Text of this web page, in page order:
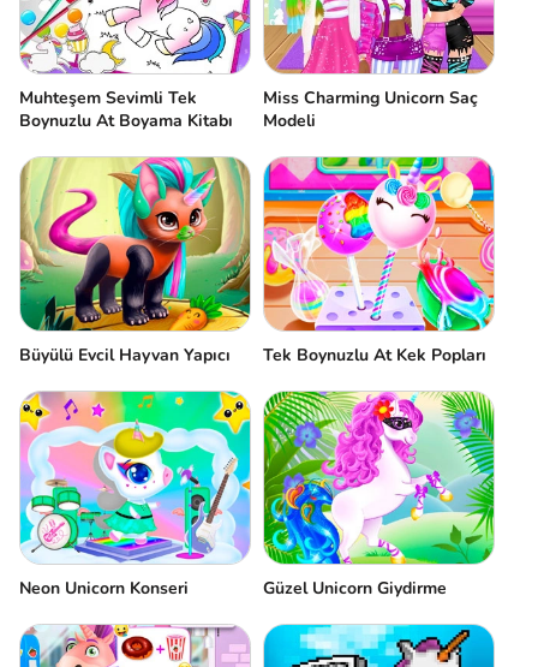
Muhteşem Sevimli Tek
Boynuzlu At Boyama Kitabı
Miss Charming Unicorn Saç
Modeli
Büyülü Evcil Hayvan Yapıcı Tek Boynuzlu At Kek Popları
Neon Unicorn Konseri Güzel Unicorn Giydirme